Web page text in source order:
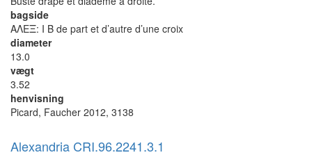
bagside
ΑΛΕΞ: I B de part et d’autre d’une croix
diameter
13.0
vægt
3.52
henvisning
Picard, Faucher 2012, 3138
Alexandria CRI.96.2241.3.1